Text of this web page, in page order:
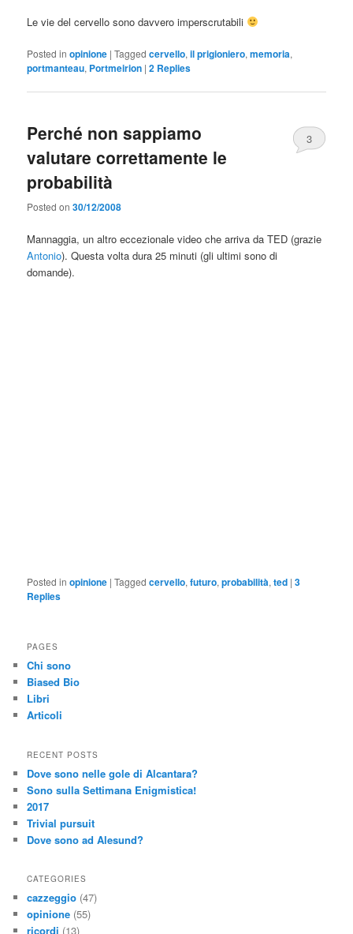
Le vie del cervello sono davvero imperscrutabili
Posted in opinione |Tagged cervello,il prigioniero,memoria,
portmanteau, Portmeirion |2 Replies
Perché non sappiamo
valutare correttamente le
probabilità
Posted on30/12/2008
3
Mannaggia, un altro eccezionale video che arriva da TED (grazie
Antonio). Questa volta dura 25 minuti (gli ultimi sono di
domande).
Posted in opinione |Tagged cervello,futuro,probabilità,ted |3
Replies
PAGES
Chi sono
Biased Bio
Libri
Articoli
RECENT POSTS
Dove sono nelle gole di Alcantara?
Sono sulla Settimana Enigmistica!
2017
Trivial pursuit
Dove sono ad Alesund?
CATEGORIES
cazzeggio (47)
opinione (55)
ricordi (13)